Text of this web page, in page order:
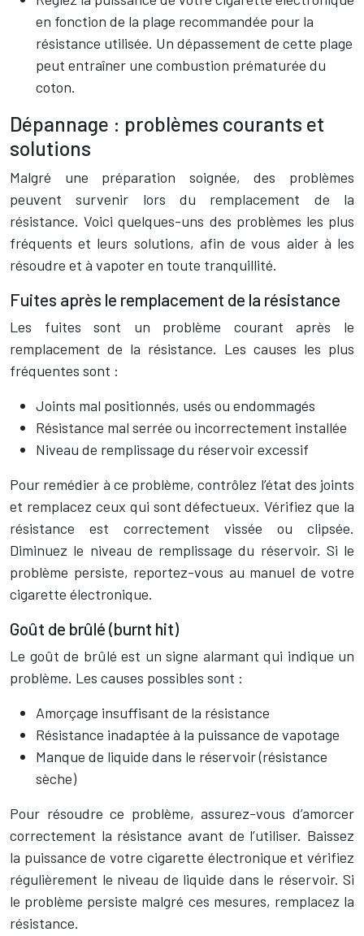
en fonction de la plage recommandée pour la
résistance utilisée. Un dépassement de cette plage
peut entraîner une combustion prématurée du
coton.
Dépannage : problèmes courants et
solutions
Malgré une préparation soignée, des problèmes
peuvent survenir lors du remplacement de la
résistance. Voici quelques-uns des problèmes les plus
fréquents et leurs solutions, afin de vous aider à les
résoudre et à vapoter en toute tranquillité.
Fuites après le remplacement de la résistance
Les fuites sont un problème courant après le
remplacement de la résistance. Les causes les plus
fréquentes sont :
Joints mal positionnés, usés ou endommagés
Résistance mal serrée ou incorrectement installée
Niveau de remplissage du réservoir excessif
Pour remédier à ce problème, contrôlez l’état des joints
et remplacez ceux qui sont défectueux. Vérifiez que la
résistance est correctement vissée ou clipsée.
Diminuez le niveau de remplissage du réservoir. Si le
problème persiste, reportez-vous au manuel de votre
cigarette électronique.
Goût de brûlé (burnt hit)
Le goût de brûlé est un signe alarmant qui indique un
problème. Les causes possibles sont :
Amorçage insuffisant de la résistance
Résistance inadaptée à la puissance de vapotage
Manque de liquide dans le réservoir (résistance
sèche)
Pour résoudre ce problème, assurez-vous d’amorcer
correctement la résistance avant de l’utiliser. Baissez
la puissance de votre cigarette électronique et vérifiez
régulièrement le niveau de liquide dans le réservoir. Si
le problème persiste malgré ces mesures, remplacez la
résistance.